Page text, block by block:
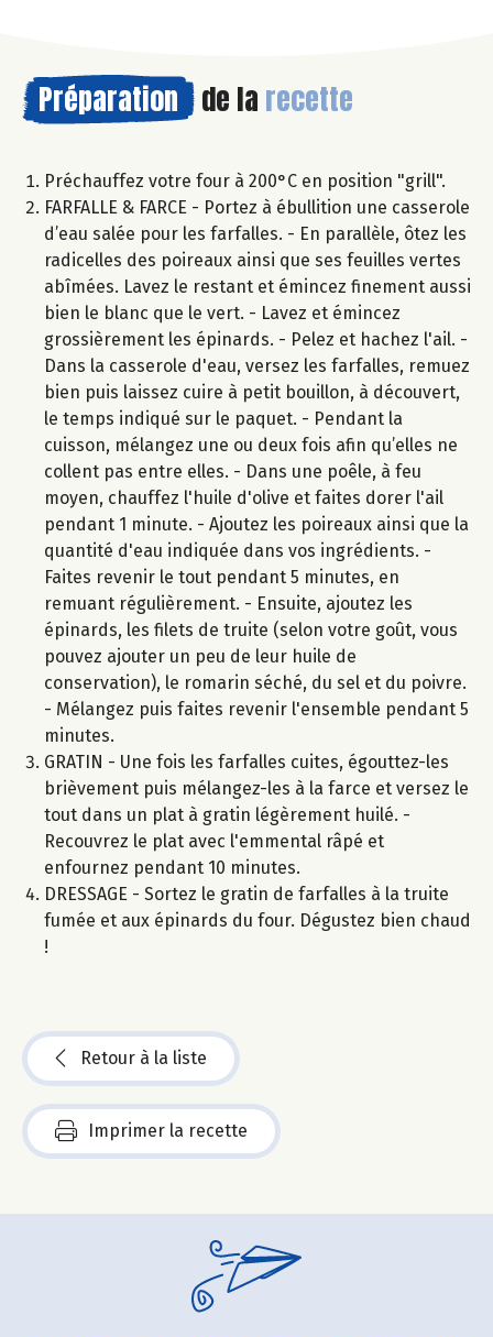
Préparation de la recette
Préchauffez votre four à 200°C en position "grill".
FARFALLE & FARCE - Portez à ébullition une casserole
d’eau salée pour les farfalles. - En parallèle, ôtez les
radicelles des poireaux ainsi que ses feuilles vertes
abîmées. Lavez le restant et émincez finement aussi
bien le blanc que le vert. - Lavez et émincez
grossièrement les épinards. - Pelez et hachez l'ail. -
Dans la casserole d'eau, versez les farfalles, remuez
bien puis laissez cuire à petit bouillon, à découvert,
le temps indiqué sur le paquet. - Pendant la
cuisson, mélangez une ou deux fois afin qu’elles ne
collent pas entre elles. - Dans une poêle, à feu
moyen, chauffez l'huile d'olive et faites dorer l'ail
pendant 1 minute. - Ajoutez les poireaux ainsi que la
quantité d'eau indiquée dans vos ingrédients. -
Faites revenir le tout pendant 5 minutes, en
remuant régulièrement. - Ensuite, ajoutez les
épinards, les filets de truite (selon votre goût, vous
pouvez ajouter un peu de leur huile de
conservation), le romarin séché, du sel et du poivre.
- Mélangez puis faites revenir l'ensemble pendant 5
minutes.
GRATIN - Une fois les farfalles cuites, égouttez-les
brièvement puis mélangez-les à la farce et versez le
tout dans un plat à gratin légèrement huilé. -
Recouvrez le plat avec l'emmental râpé et
enfournez pendant 10 minutes.
DRESSAGE - Sortez le gratin de farfalles à la truite
fumée et aux épinards du four. Dégustez bien chaud
!
Retour à la liste
Imprimer la recette